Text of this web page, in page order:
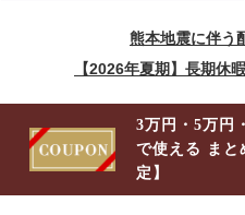
熊本地震に伴う
【2026年夏期】長期休
3万円・5万円
で使える まと
定】